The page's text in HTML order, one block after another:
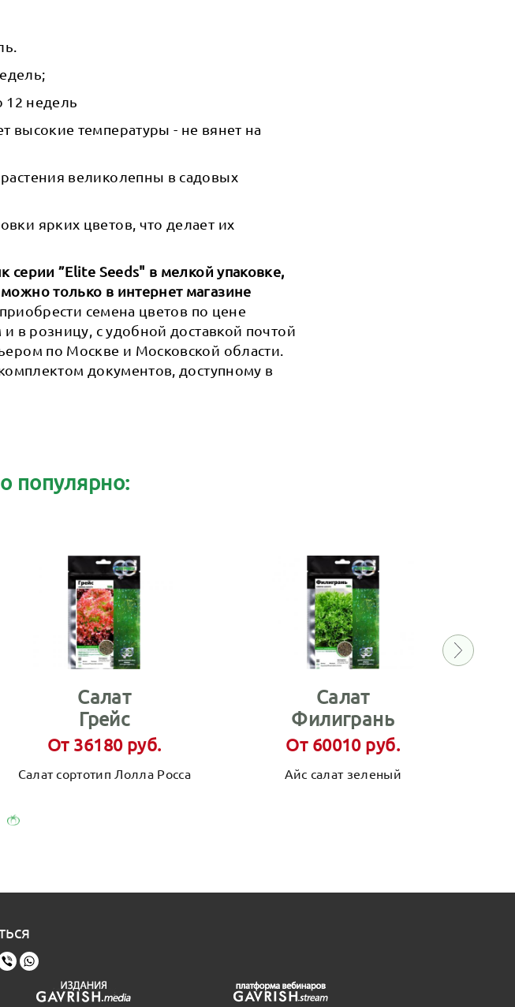
12 недель
высокие температуры - не вянет на
великолепны в садовых
ярких цветов, что делает их
”Elite Seeds" в мелкой упаковке,
только в интернет магазине
семена цветов по цене
в розницу, с удобной доставкой почтой
по Москве и Московской области.
документов, доступному в
популярно:
Салат
Грейс
От 36180 руб.
Салат сортотип Лолла Росса
Салат
Филигрань
От 60010 руб.
Айс салат зеленый